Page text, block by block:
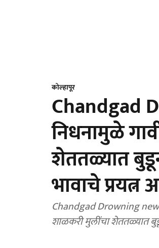
कोल्हापूर
Chandgad
निधनामुळे
शेततळ्यात
भावाचे
Chandgad Drowning
शाळकरी मुलींचा शेततळ्यात